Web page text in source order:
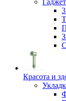
Красота и